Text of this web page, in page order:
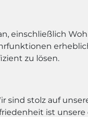
einschließlich
zu lösen.
stolz auf
ist unsere